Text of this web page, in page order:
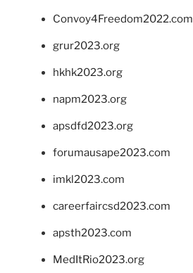
Convoy4Freedom2022.com
grur2023.org
hkhk2023.org
napm2023.org
apsdfd2023.org
forumausape2023.com
imkl2023.com
careerfaircsd2023.com
apsth2023.com
MedItRio2023.org